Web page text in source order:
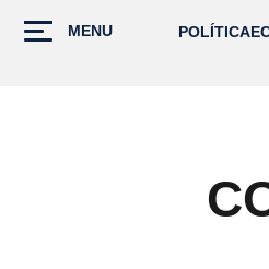
MENU POLÍTICA